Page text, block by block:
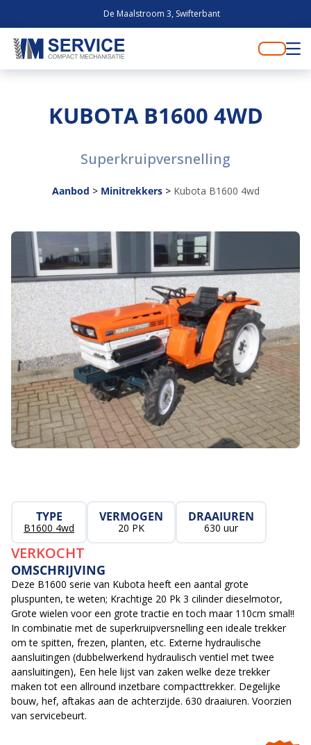
De Maalstroom 3, Swifterbant
KUBOTA B1600 4WD
Superkruipversnelling
Aanbod > Minitrekkers> Kubota B1600 4wd
TYPE
B1600 4wd
VERMOGEN
20 PK
DRAAIUREN
630 uur
VERKOCHT
OMSCHRIJVING
Deze B1600 serie van Kubota heeft een aantal grote
pluspunten, te weten; Krachtige 20 Pk 3 cilinder dieselmotor,
Grote wielen voor een grote tractie en toch maar 110cm smal!!
In combinatie met de superkruipversnelling een ideale trekker
om te spitten, frezen, planten, etc. Externe hydraulische
aansluitingen (dubbelwerkend hydraulisch ventiel met twee
aansluitingen), Een hele lijst van zaken welke deze trekker
maken tot een allround inzetbare compacttrekker. Degelijke
bouw, hef, aftakas aan de achterzijde. 630 draaiuren. Voorzien
van servicebeurt.